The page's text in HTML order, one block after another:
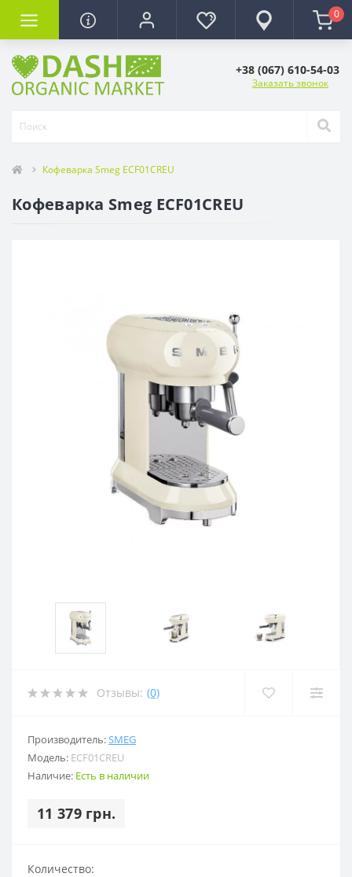
0
+38 (067) 610-54-03
Заказать звонок
Кофеварка Smeg ECF01CREU
Кофеварка Smeg ECF01CREU
Отзывы: (0)
Производитель:SMEG
Модель: ECF01CREU
Наличие: Есть в наличии
11 379 грн.
Количество: